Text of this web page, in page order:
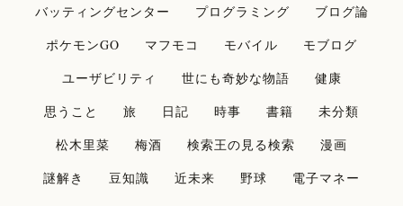
バッティングセンター
プログラミング
ブログ論
ポケモンGO
マフモコ モバイル
モブログ
ユーザビリティ
世にも奇妙な物語
健康
思うこと
旅 日記 時事 書籍
未分類
松木里菜
梅酒 検索王の見る検索
漫画
謎解き
豆知識 近未来 野球 電子マネー